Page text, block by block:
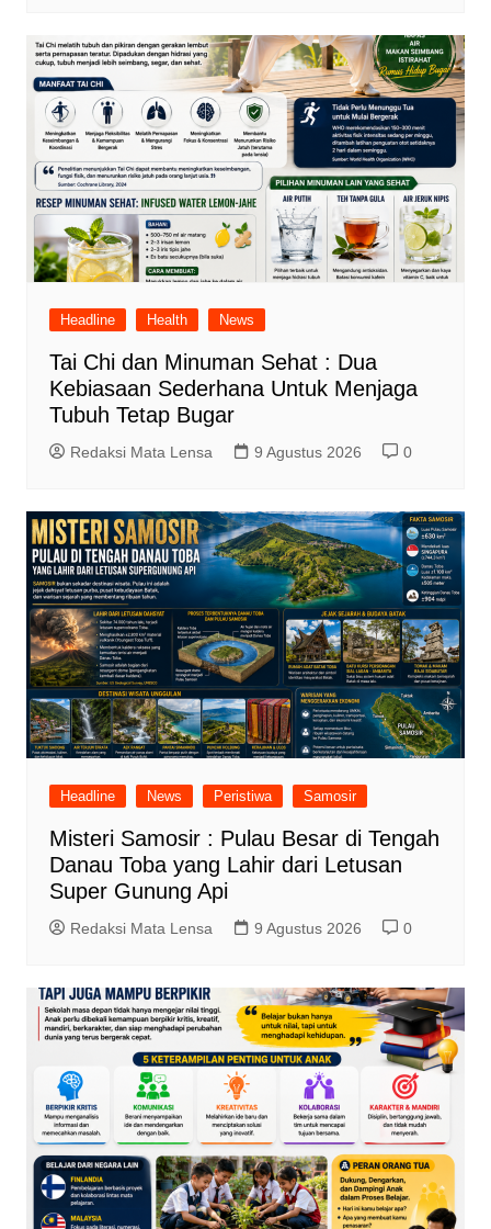
Headline Health News
Tai Chi dan Minuman Sehat : Dua
Kebiasaan Sederhana Untuk Menjaga
Tubuh Tetap Bugar
Redaksi Mata Lensa 9 Agustus 2026 0
Headline News Peristiwa Samosir
Misteri Samosir : Pulau Besar di Tengah
Danau Toba yang Lahir dari Letusan
Super Gunung Api
Redaksi Mata Lensa 9 Agustus 2026 0